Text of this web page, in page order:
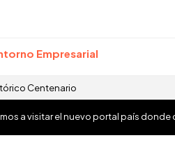
Empresarial
Centenario
a visitar el nuevo portal país